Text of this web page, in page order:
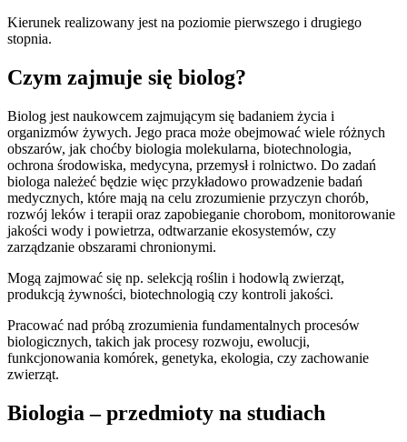
Kierunek realizowany jest na poziomie pierwszego i drugiego
stopnia.
Czym zajmuje się biolog?
Biolog jest naukowcem zajmującym się badaniem życia i
organizmów żywych. Jego praca może obejmować wiele różnych
obszarów, jak choćby biologia molekularna, biotechnologia,
ochrona środowiska, medycyna, przemysł i rolnictwo. Do zadań
biologa należeć będzie więc przykładowo prowadzenie badań
medycznych, które mają na celu zrozumienie przyczyn chorób,
rozwój leków i terapii oraz zapobieganie chorobom, monitorowanie
jakości wody i powietrza, odtwarzanie ekosystemów, czy
zarządzanie obszarami chronionymi.
Mogą zajmować się np. selekcją roślin i hodowlą zwierząt,
produkcją żywności, biotechnologią czy kontroli jakości.
Pracować nad próbą zrozumienia fundamentalnych procesów
biologicznych, takich jak procesy rozwoju, ewolucji,
funkcjonowania komórek, genetyka, ekologia, czy zachowanie
zwierząt.
Biologia – przedmioty na studiach